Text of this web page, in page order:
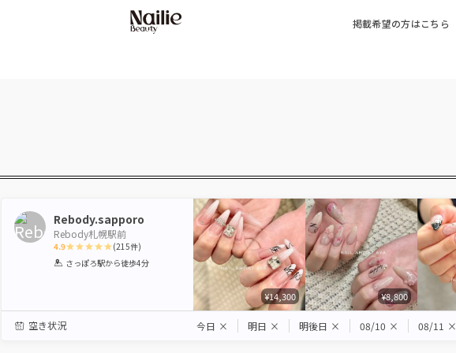
掲載希望の方はこちら
Rebody.sapporo
Rebody札幌駅前
4.9
1 2 3 4 5
(215件)
さっぽろ駅から徒歩4分
¥14,300 ¥8,800
空き状況 今日 × 明日 × 明後日 × 08/10 × 08/11 ×